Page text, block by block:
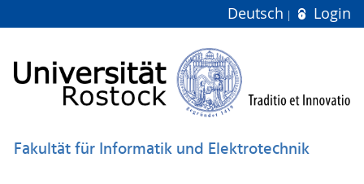
Deutsch Login
Fakultät für Informatik und Elektrotechnik